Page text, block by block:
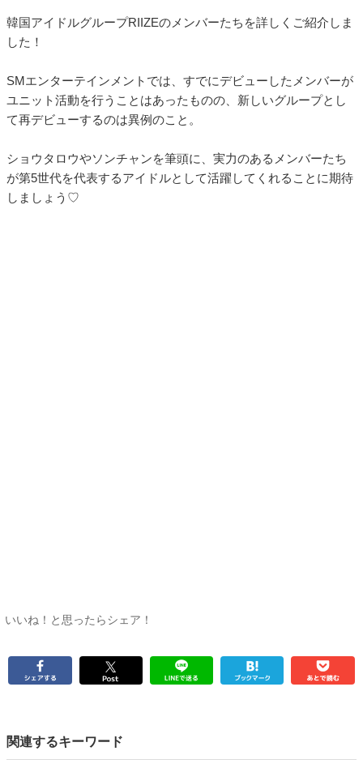
韓国アイドルグループRIIZEのメンバーたちを詳しくご紹介しま
した！
SMエンターテインメントでは、すでにデビューしたメンバーが
ユニット活動を行うことはあったものの、新しいグループとし
て再デビューするのは異例のこと。
ショウタロウやソンチャンを筆頭に、実力のあるメンバーたち
が第5世代を代表するアイドルとして活躍してくれることに期待
しましょう♡
いいね！と思ったらシェア！
関連するキーワード